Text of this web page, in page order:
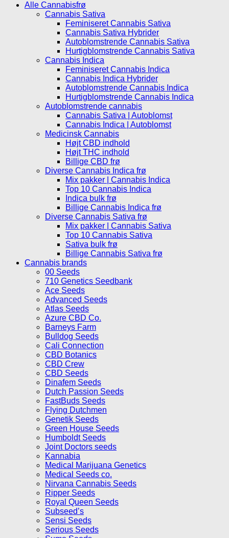
Alle Cannabisfrø
Cannabis Sativa
Feminiseret Cannabis Sativa
Cannabis Sativa Hybrider
Autoblomstrende Cannabis Sativa
Hurtigblomstrende Cannabis Sativa
Cannabis Indica
Feminiseret Cannabis Indica
Cannabis Indica Hybrider
Autoblomstrende Cannabis Indica
Hurtigblomstrende Cannabis Indica
Autoblomstrende cannabis
Cannabis Sativa | Autoblomst
Cannabis Indica | Autoblomst
Medicinsk Cannabis
Højt CBD indhold
Højt THC indhold
Billige CBD frø
Diverse Cannabis Indica frø
Mix pakker | Cannabis Indica
Top 10 Cannabis Indica
Indica bulk frø
Billige Cannabis Indica frø
Diverse Cannabis Sativa frø
Mix pakker | Cannabis Sativa
Top 10 Cannabis Sativa
Sativa bulk frø
Billige Cannabis Sativa frø
Cannabis brands
00 Seeds
710 Genetics Seedbank
Ace Seeds
Advanced Seeds
Atlas Seeds
Azure CBD Co.
Barneys Farm
Bulldog Seeds
Cali Connection
CBD Botanics
CBD Crew
CBD Seeds
Dinafem Seeds
Dutch Passion Seeds
FastBuds Seeds
Flying Dutchmen
Genetik Seeds
Green House Seeds
Humboldt Seeds
Joint Doctors seeds
Kannabia
Medical Marijuana Genetics
Medical Seeds co.
Nirvana Cannabis Seeds
Ripper Seeds
Royal Queen Seeds
Subseed’s
Sensi Seeds
Serious Seeds